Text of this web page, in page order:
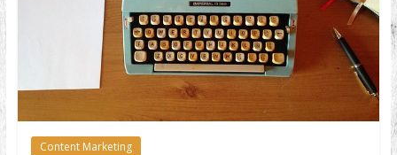
Content Marketing